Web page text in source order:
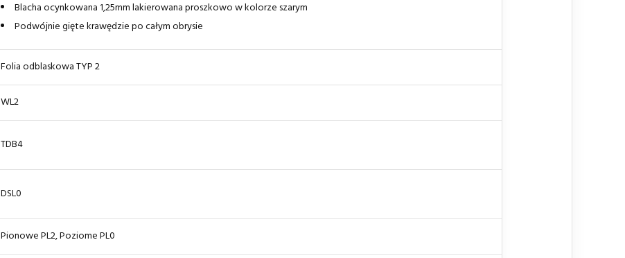
Blacha ocynkowana 1,25mm lakierowana proszkowo w kolorze szarym
Podwójnie gięte krawędzie po całym obrysie
Folia odblaskowa TYP 2
WL2
TDB4
DSL0
Pionowe PL2, Poziome PL0